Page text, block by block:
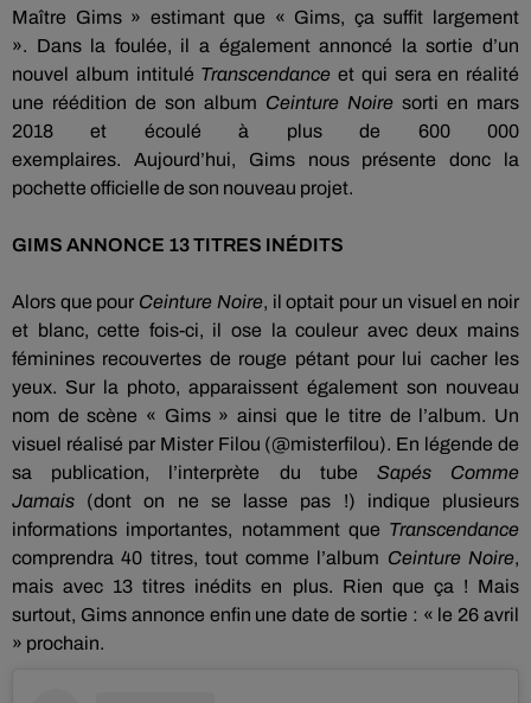
Maître Gims » estimant que « Gims, ça suffit largement
». Dans la foulée, il a également annoncé la sortie d’un
nouvel album intitulé Transcendance et qui sera en réalité
une réédition de son album Ceinture Noire sorti en mars
2018 et écoulé à plus de 600 000
exemplaires.
Aujourd’hui, Gims
nous présente donc la
pochette officielle de son nouveau projet.
GIMS ANNONCE 13TITRES INÉDITS
Alors que pour Ceinture Noire, il optait pour un visuel en noir
et blanc, cette fois-ci, il ose la couleur avec deux mains
féminines recouvertes de rouge pétant pour lui cacher les
yeux. Sur la photo, apparaissent également son nouveau
nom de scène « Gims » ainsi que le titre de l’album. Un
visuel réalisé par Mister Filou (@misterfilou). En légende de
sa publication, l’interprète du tube Sapés Comme
Jamais
(dont on ne se lasse pas !)
indique plusieurs
informations importantes, notamment que Transcendance
comprendra 40 titres, tout comme l’album Ceinture Noire,
mais avec 13 titres inédits en plus. Rien que ça ! Mais
surtout, Gims annonce enfin une date de sortie : « le 26 avril
» prochain.